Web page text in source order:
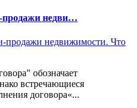
продажи недви…
обозначает
встречающиеся
договора«...